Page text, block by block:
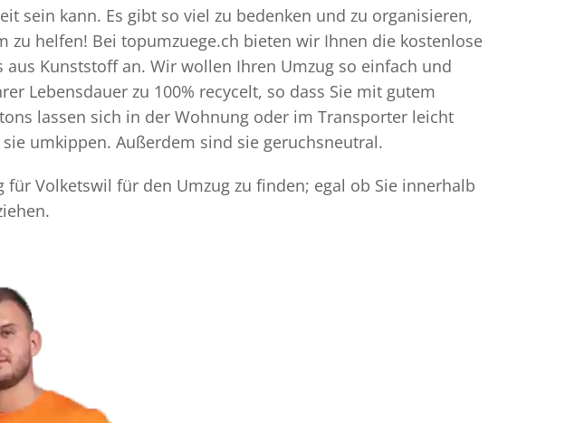
sein kann. Es gibt so viel zu bedenken und zu organisieren,
helfen! Bei topumzuege.ch bieten wir Ihnen die kostenlose
Kunststoff an. Wir wollen Ihren Umzug so einfach und
Lebensdauer zu 100% recycelt, so dass Sie mit gutem
lassen sich in der Wohnung oder im Transporter leicht
umkippen. Außerdem sind sie geruchsneutral.
Volketswil für den Umzug zu finden; egal ob Sie innerhalb